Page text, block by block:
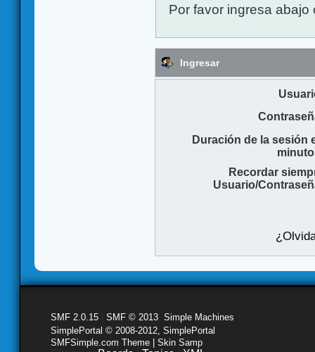
Por favor ingresa
Ingresar
Duración de la sesión
Recordar
Usuario/
SMF 2.0.15 SMF © 2013 Simple Machines
SimplePortal © 2008-2012, SimplePortal
SMFSimple.com Theme | Skin Samp